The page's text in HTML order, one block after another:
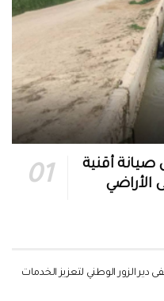
صيانة أقنية
الأراضي
الزور الوطني لتعزيز الخدمات